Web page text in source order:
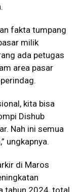
fakta tumpang
milik
ada petugas
area pasar
kita bisa
Dishub
Nah ini semua
ungkapnya.
di Maros
tahun 2024, total